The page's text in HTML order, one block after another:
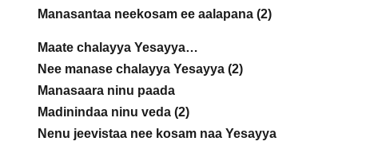
Manasantaa neekosam ee aalapana (2)
Maate chalayya Yesayya…
Nee manase chalayya Yesayya (2)
Manasaara ninu paada
Madinindaa ninu veda (2)
Nenu jeevistaa nee kosam naa Yesayya